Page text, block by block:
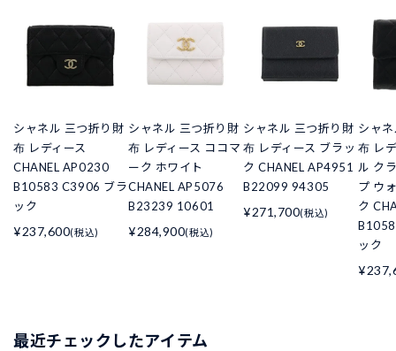
シャネル 三つ折り財
布 レディース
CHANEL AP0230
B10583 C3906 ブラ
ック
¥237,600(税込)
シャネル 三つ折り財
布 レディース ココマ
ーク ホワイト
CHANEL AP5076
B23239 10601
¥284,900(税込)
シャネル 三つ折り財
布 レディース ブラッ
ク CHANEL AP4951
B22099 94305
¥271,700(税込)
シャ
布 レ
ル ク
プ ウ
ク
ック
最近チェックしたアイテム